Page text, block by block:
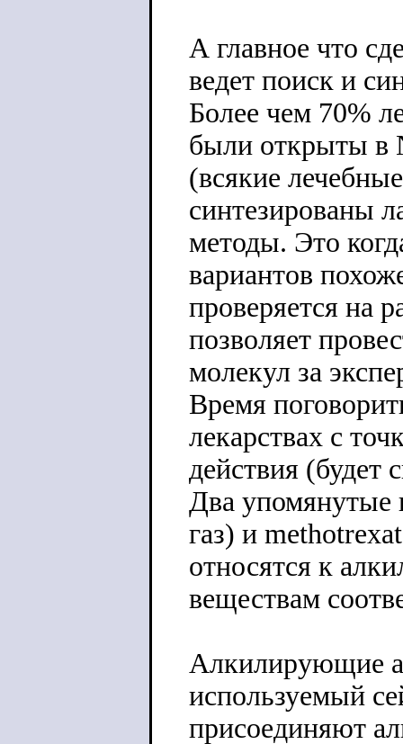
А главное что
ведет поиск и
Более чем 70%
были открыты в
(всякие
синтезированы
методы. Это
вариантов
проверяется на
позволяет
молекул за
Время
лекарствах с
действия (будет
Два упомянутые
газ) и
относятся к
веществам
Алкилирующие
используемый
присоединяют